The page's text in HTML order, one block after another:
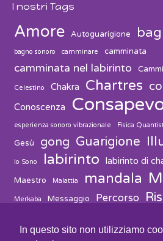
I nostri Tags
Amore Autoguarigione
bagno sonoro camminare camminata
camminata nel labirinto
Celestino Chakra Chartres
Conoscenza
esperienza sonoro vibrazionale Fisica
Gesù gong Guarigione
Io Sono labirinto labirinto di
Maestro Malattia mandala
Merkaba Messaggio Percorso
In questo sito non utilizziamo